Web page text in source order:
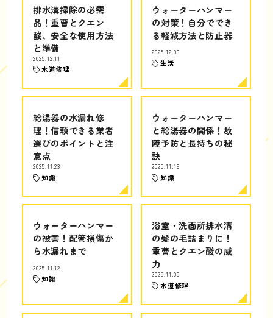
排水溝掃除の必需
品！重曹とクエン
酸、安全な使用方法
と準備
2025.12.11
水道修理
ウォーターハンマー
の対策！自分ででき
る軽減方法と防止器
2025.12.03
生活
給湯器の水漏れ修
理！信頼できる業者
選びのポイントと注
意点
2025.11.23
知識
ウォーターハンマー
と給湯器の関係！故
障予防と長持ちの秘
訣
2025.11.19
知識
ウォーターハンマー
の被害！配管損傷か
ら水漏れまで
2025.11.12
知識
浴室・洗面所排水溝
の髪の毛詰まりに！
重曹とクエン酸の威
力
2025.11.05
水道修理